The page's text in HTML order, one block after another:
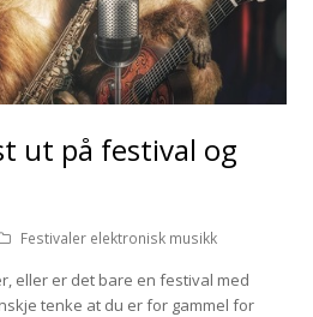
ut på festival og
Festivaler elektronisk musikk
eller er det bare en festival med
tenke at du er for gammel for